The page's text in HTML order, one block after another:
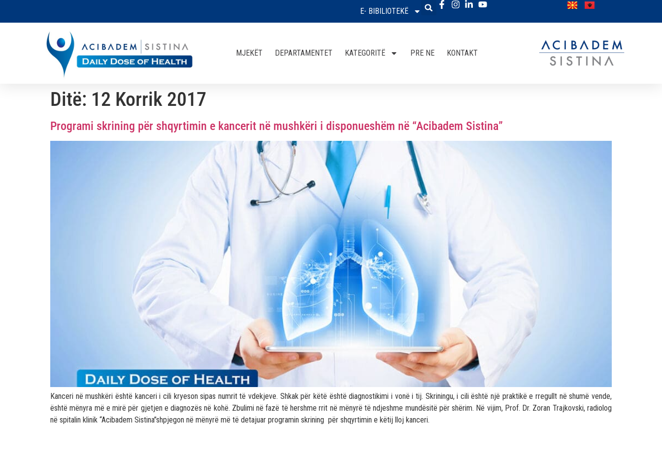
E- BIBILIOTEKË
MJEKËT DEPARTAMENTET KATEGORITË PRE NE KONTAKT
Ditë: 12 Korrik 2017
Programi skrining për shqyrtimin e kancerit në mushkëri i disponueshëm në “Acibadem Sistina”
Kanceri në mushkëri është kanceri i cili kryeson sipas numrit të vdekjeve. Shkak për këtë është diagnostikimi i vonë i tij. Skriningu, i cili është një praktikë e rregullt në shumë vende,
është mënyra më e mirë për gjetjen e diagnozës në kohë. Zbulimi në fazë të hershme rrit në mënyrë të ndjeshme mundësitë për shërim. Në vijim, Prof. Dr. Zoran Trajkovski, radiolog
në spitalin klinik “Acibadem Sistina”shpjegon në mënyrë më të detajuar programin skrining për shqyrtimin e këtij lloj kanceri.